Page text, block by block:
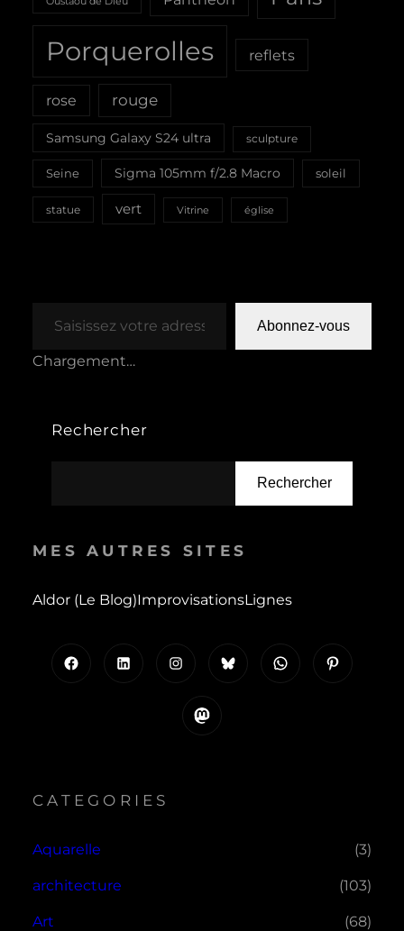
Porquerolles reflets
rose rouge
Samsung Galaxy S24 ultra sculpture
Seine Sigma 105mm f/2.8 Macro soleil
statue vert Vitrine église
Abonnez-vous
Chargement…
Rechercher
Rechercher
MES AUTRES SITES
Aldor (le Blog)ImprovisationsLignes
Instagram WhatsApp
Mastodon
CATEGORIES
Aquarelle (3)
architecture (103)
Art (68)